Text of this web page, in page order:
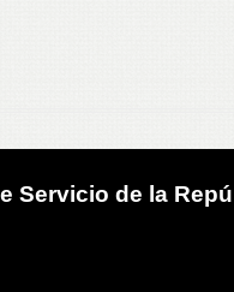
Servicio de la